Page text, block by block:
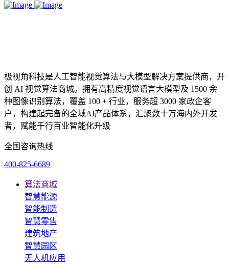
极视角科技是人工智能视觉算法与大模型解决方案提供商，开
创 AI 视觉算法商城。拥有高精度视觉语言大模型及 1500 余
种图像识别算法，覆盖 100 + 行业，服务超 3000 家政企客
户，构建起完备的全域AI产品体系，汇聚数十万海内外开发
者，赋能千行百业智能化升级
全国咨询热线
400-825-6689
算法商城
智慧能源
智能制造
智慧零售
建筑地产
智慧园区
无人机应用